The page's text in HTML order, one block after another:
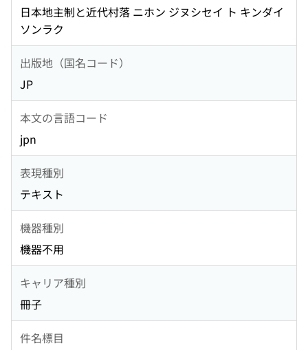
日本地主制と近代村落 ニホン ジヌシセイ ト キンダイ
ソンラク
出版地（国名コード）
JP
本文の言語コード
jpn
表現種別
テキスト
機器種別
機器不用
キャリア種別
冊子
件名標目